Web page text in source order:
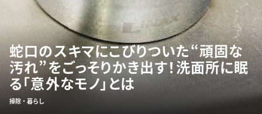
蛇口のスキマにこびりついた“頑固な
汚れ”をごっそりかき出す！洗面所に眠
る「意外なモノ」とは
掃除・暮らし